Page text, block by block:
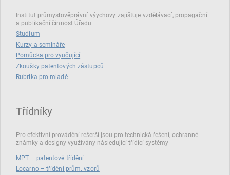
Institut průmyslověprávní výychovy zajišťuje vzdělávací, propagační
a publikační činnost Úřadu
Studium
Kurzy a semináře
Pomůcka pro vyučující
Zkoušky patentových zástupců
Rubrika pro mladé
Třídníky
Pro efektivní provádění rešerší jsou pro technická řešení, ochranné
známky a designy využívány následující třídící systémy
MPT – patentové třídění
Locarno – třídění prům. vzorů